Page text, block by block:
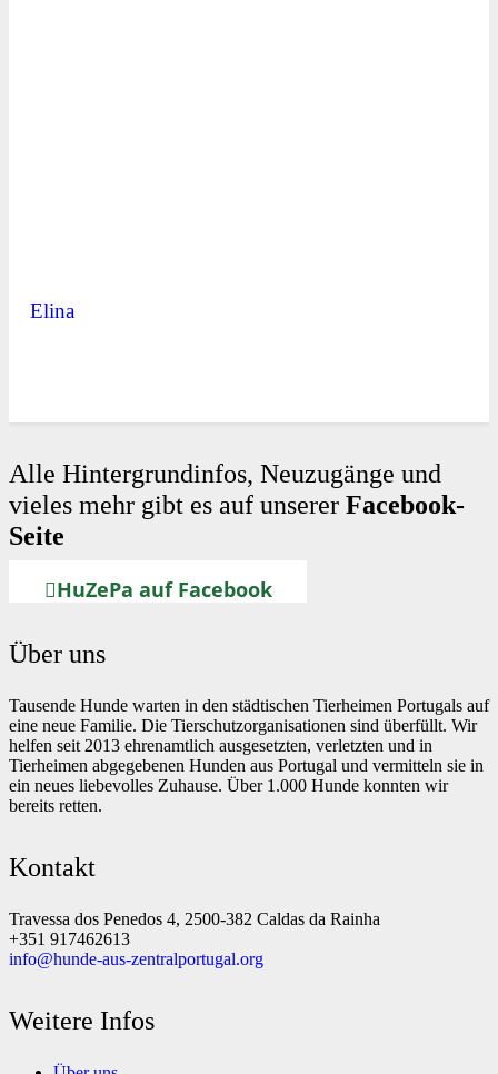
Elina
Alle Hintergrundinfos, Neuzugänge und
vieles mehr gibt es auf unserer Facebook-
Seite
HuZePa auf Facebook
Über uns
Tausende Hunde warten in den städtischen Tierheimen Portugals auf
eine neue Familie. Die Tierschutzorganisationen sind überfüllt. Wir
helfen seit 2013 ehrenamtlich ausgesetzten, verletzten und in
Tierheimen abgegebenen Hunden aus Portugal und vermitteln sie in
ein neues liebevolles Zuhause. Über 1.000 Hunde konnten wir
bereits retten.
Kontakt
Travessa dos Penedos 4, 2500-382 Caldas da Rainha
+351 917462613
info@hunde-aus-zentralportugal.org
Weitere Infos